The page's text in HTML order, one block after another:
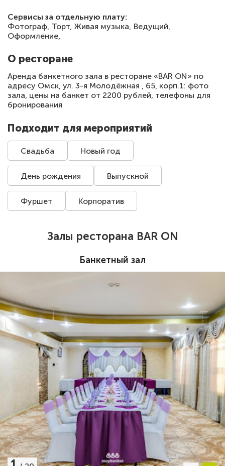
Сервисы за отдельную плату:
Фотограф, Торт, Живая музыка, Ведущий,
Оформление,
О ресторане
Аренда банкетного зала в ресторане «BAR ON» по
адресу Омск, ул. 3-я Молодёжная , 65, корп.1: фото
зала, цены на банкет от 2200 рублей, телефоны для
бронирования
Подходит для мероприятий
Свадьба Новый год
День рождения Выпускной
Фуршет Корпоратив
Залы ресторана BAR ON
Банкетный зал